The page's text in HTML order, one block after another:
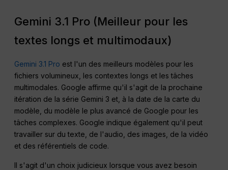
Gemini 3.1 Pro (Meilleur pour les
textes longs et multimodaux)
Gemini 3.1 Pro est l'un des meilleurs modèles pour les
fichiers volumineux, les contextes longs et les tâches
multimodales. Google affirme qu'il s'agit de la prochaine
itération de la série Gemini 3 et, à la date de la carte du
modèle, du modèle le plus avancé de Google pour les
tâches complexes. Google indique également qu'il peut
travailler sur du texte, de l'audio, des images, de la vidéo
et des référentiels de code.
Il s'agit d'un choix judicieux lorsque vous avez besoin